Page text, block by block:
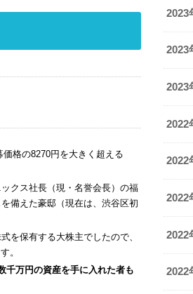
格の8270円を大きく超える
クス社長（現・名誉会長）の福
備えた豪邸（現在は、渋谷区初
を保有する大株主でしたので、
。
千万円の資産を手に入れた者も
2023
2023
2023
2022
2022
2022
2022
2022